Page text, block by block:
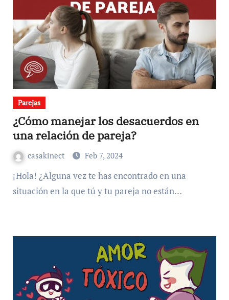
Parejas
¿Cómo manejar los desacuerdos en
una relación de pareja?
casakinect Feb 7, 2024
¡Hola! ¿Alguna vez te has encontrado en una
situación en la que tú y tu pareja no están…